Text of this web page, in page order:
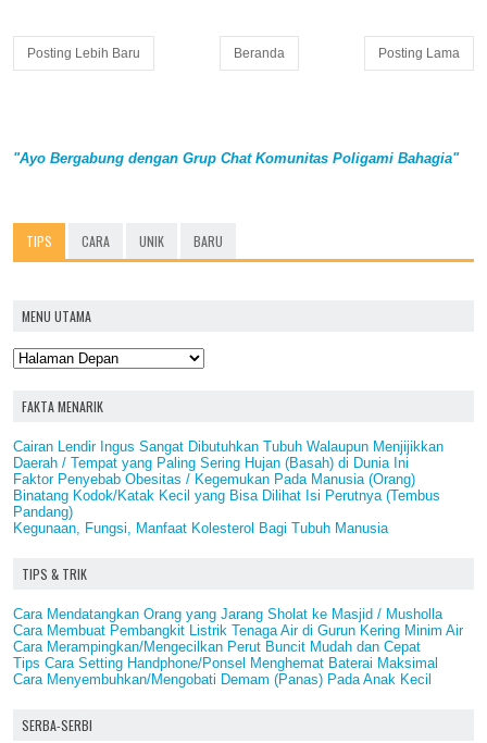
Posting Lebih Baru Posting Lama
Beranda
"Ayo Bergabung dengan Grup Chat Komunitas Poligami Bahagia"
TIPS CARA UNIK BARU
MENU UTAMA
FAKTA MENARIK
Cairan Lendir Ingus Sangat Dibutuhkan Tubuh Walaupun Menjijikkan
Daerah / Tempat yang Paling Sering Hujan (Basah) di Dunia Ini
Faktor Penyebab Obesitas / Kegemukan Pada Manusia (Orang)
Binatang Kodok/Katak Kecil yang Bisa Dilihat Isi Perutnya (Tembus
Pandang)
Kegunaan, Fungsi, Manfaat Kolesterol Bagi Tubuh Manusia
TIPS & TRIK
Cara Mendatangkan Orang yang Jarang Sholat ke Masjid / Musholla
Cara Membuat Pembangkit Listrik Tenaga Air di Gurun Kering Minim Air
Cara Merampingkan/Mengecilkan Perut Buncit Mudah dan Cepat
Tips Cara Setting Handphone/Ponsel Menghemat Baterai Maksimal
Cara Menyembuhkan/Mengobati Demam (Panas) Pada Anak Kecil
SERBA-SERBI